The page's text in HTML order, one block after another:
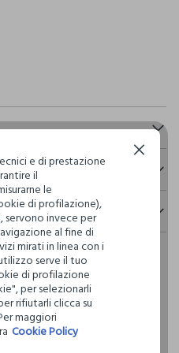
- PROCEDURA MOLTO
sottoposto a test chimico-
limiti che abbiamo
talvolta anche più
dalla normativa
del tuo ordine online per
che hai acquistato.
e di prestazione
il
le
di profilazione),
servono invece per
al fine di
mirati in linea con i
serve il tuo
di profilazione
per selezionarli
rifiutarli clicca su
maggiori
Cookie Policy
Continua senza accettare